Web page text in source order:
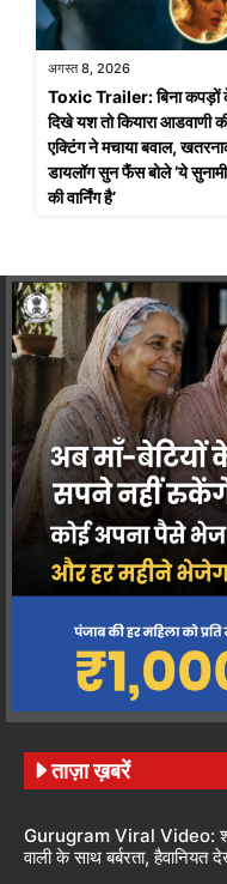
अगस्त 8, 2026
Toxic Trailer: बिना कपड़ों
दिखे यश तो कियारा आडवाणी
एक्टिंग ने मचाया बवाल,
डायलॉग सुन फैंस बोले ‘ये सुनामी
की वार्निंग है’
ताज़ा ख़बरें
Gurugram Viral Video:
वाली के साथ बर्बरता,